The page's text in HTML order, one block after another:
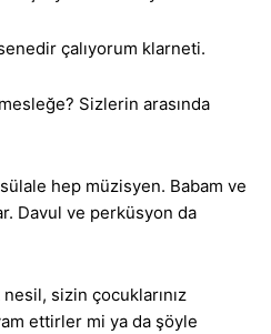
çalıyorum klarneti.
Sizlerin arasında
hep müzisyen. Babam ve
Davul ve perküsyon da
sizin çocuklarınız
ettirler mi ya da şöyle